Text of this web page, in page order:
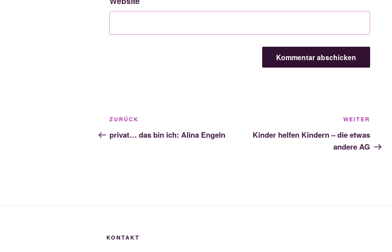
Beitragsnavigation
Vorheriger
Beitrag
ZURÜCK
privat… das bin ich: Alina Engeln
Beitrag
WEITER
Kinder helfen Kindern – die etwas
andere AG
KONTAKT